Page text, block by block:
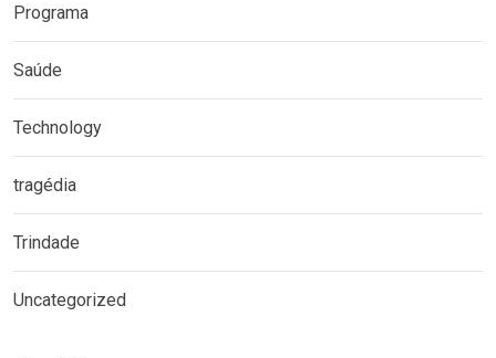
Programa
Saúde
Technology
tragédia
Trindade
Uncategorized